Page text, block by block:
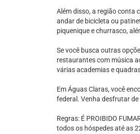
Além disso, a região conta
andar de bicicleta ou
piquenique e churrasco,
Se você busca outras
restaurantes com música
várias academias e
Em Águas Claras, você
federal. Venha desfrutar
Regras: É PROIBIDO
todos os hóspedes até as